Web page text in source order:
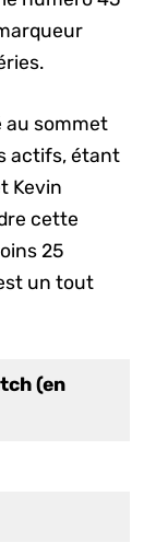
au sommet
actifs, étant
Kevin
cette
25
un tout
(en